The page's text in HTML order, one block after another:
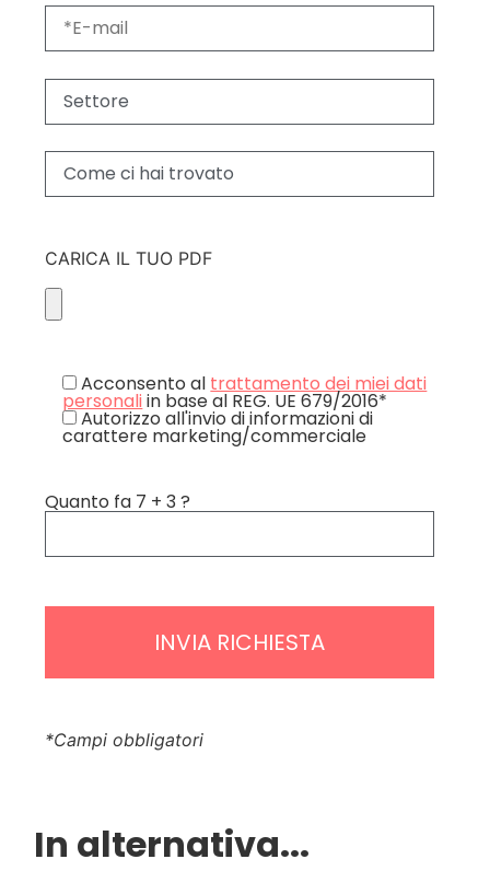
CARICA IL TUO PDF
Acconsento al trattamento dei miei dati
personaliin base al REG. UE 679/2016*
Autorizzo all'invio di informazioni di
carattere marketing/commerciale
Quanto fa 7 + 3 ?
*Campi obbligatori
In alternativa...